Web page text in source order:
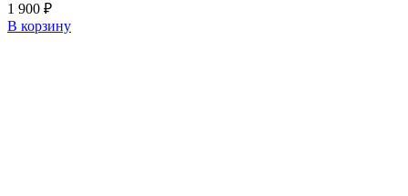
1 900 ₽
В корзину